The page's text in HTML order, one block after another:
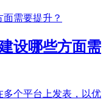
设哪些方面需